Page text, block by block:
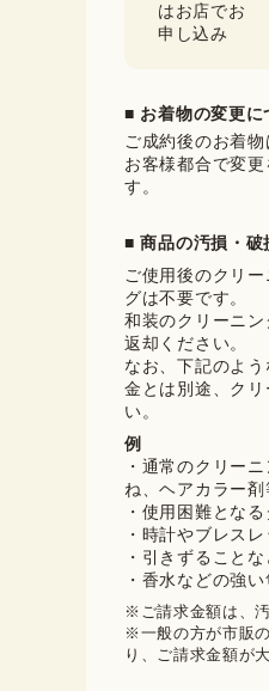
はお店でお
申し込み
■ お着物の変更に
ご成約後のお着物
お客様都合で変
す。
■ 商品の汚損・破
ご使用後のクリ
グは不要です。
和装のクリーニ
返却ください。
なお、下記のよ
金とは別途、ク
い。
例
・通常のクリー
ね、ヘアカラー剤
・使用困難とな
・時計やブレス
・引きずること
・香水などの強
※ご請求金額は、
※一般の方が市販
り、ご請求金額が